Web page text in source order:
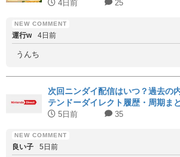
4日前 25
運行w 4日前
うんち
次回ニンダイ配信はいつ？過去の
テンドーダイレクト履歴・周期まと
5日前 35
良い子 5日前